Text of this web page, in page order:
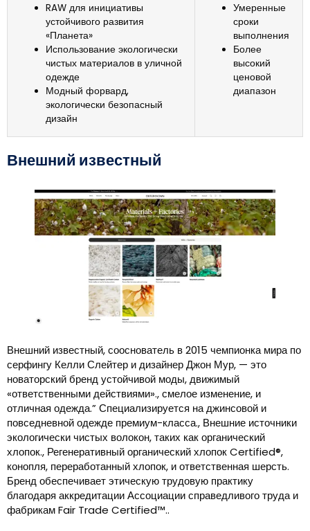
RAW для инициативы
устойчивого развития
«Планета»
Использование экологически
чистых материалов в уличной
одежде
Модный форвард,
экологически безопасный
дизайн
Умеренные
сроки
выполнения
Более
высокий
ценовой
диапазон
Внешний известный
Внешний известный, сооснователь в 2015 чемпионка мира по
серфингу Келли Слейтер и дизайнер Джон Мур, — это
новаторский бренд устойчивой моды, движимый
«ответственными действиями»., смелое изменение, и
отличная одежда.” Специализируется на джинсовой и
повседневной одежде премиум-класса., Внешние источники
экологически чистых волокон, таких как органический
хлопок., Регенеративный органический хлопок Certified®,
конопля, переработанный хлопок, и ответственная шерсть.
Бренд обеспечивает этическую трудовую практику
благодаря аккредитации Ассоциации справедливого труда и
фабрикам Fair Trade Certified™..